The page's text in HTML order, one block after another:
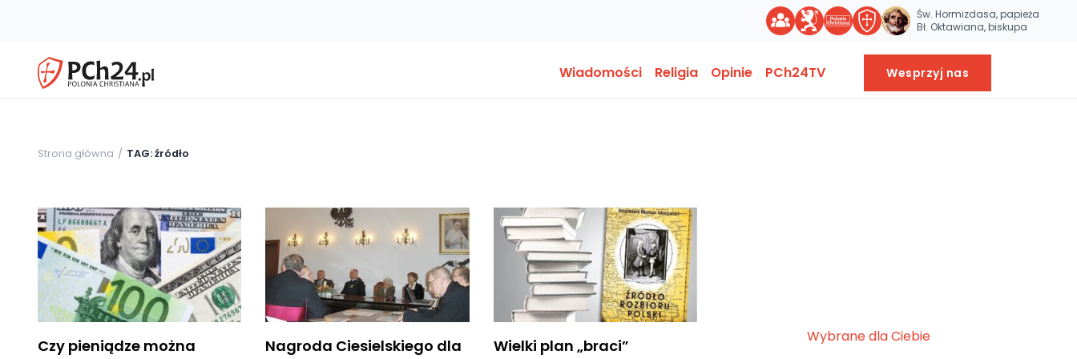
Św. Hormizdasa, papieża
Bł. Oktawiana, biskupa
Wiadomości Religia Opinie PCh24TV Wesprzyj nas
Strona główna TAG: źródło
Czy pieniądze można
Nagroda Ciesielskiego dla
Wielki plan „braci” Wybrane dla Ciebie